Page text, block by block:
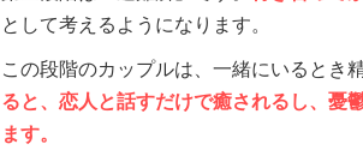
として考えるようになります。
この段階のカップルは、一緒にいるとき
ると、恋人と話すだけで癒されるし、 憂
ます。